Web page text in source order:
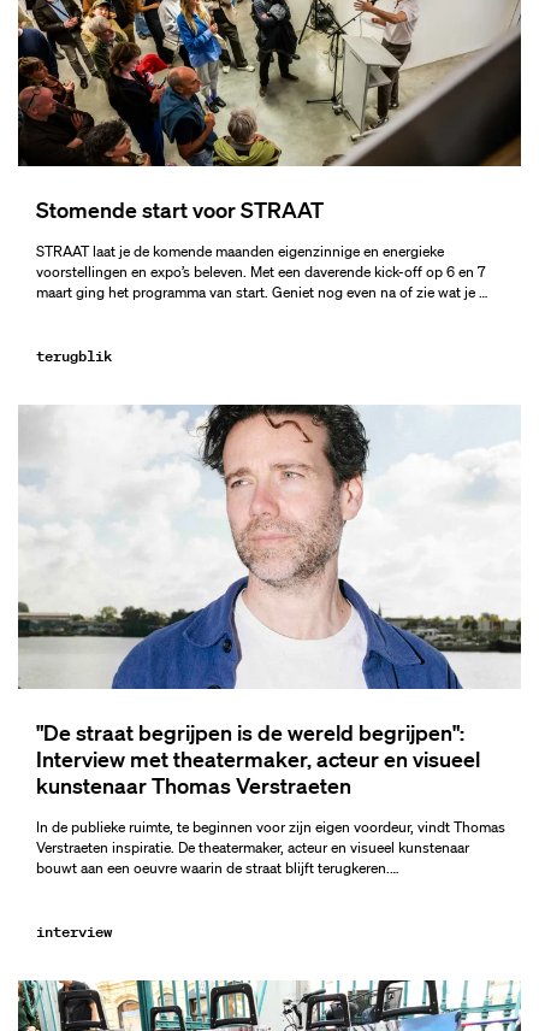
Stomende start voor STRAAT
STRAAT laat je de komende maanden eigenzinnige en energieke
voorstellingen en expo’s beleven. Met een daverende kick-off op 6 en 7
maart ging het programma van start. Geniet nog even na of zie wat je …
terugblik
"De straat begrijpen is de wereld begrijpen":
Interview met theatermaker, acteur en visueel
kunstenaar Thomas Verstraeten
In de publieke ruimte, te beginnen voor zijn eigen voordeur, vindt Thomas
Verstraeten inspiratie. De theatermaker, acteur en visueel kunstenaar
bouwt aan een oeuvre waarin de straat blijft terugkeren.…
interview